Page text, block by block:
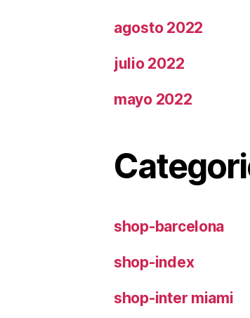
agosto 2022
julio 2022
mayo 2022
shop-barcelona
shop-index
shop-inter miami